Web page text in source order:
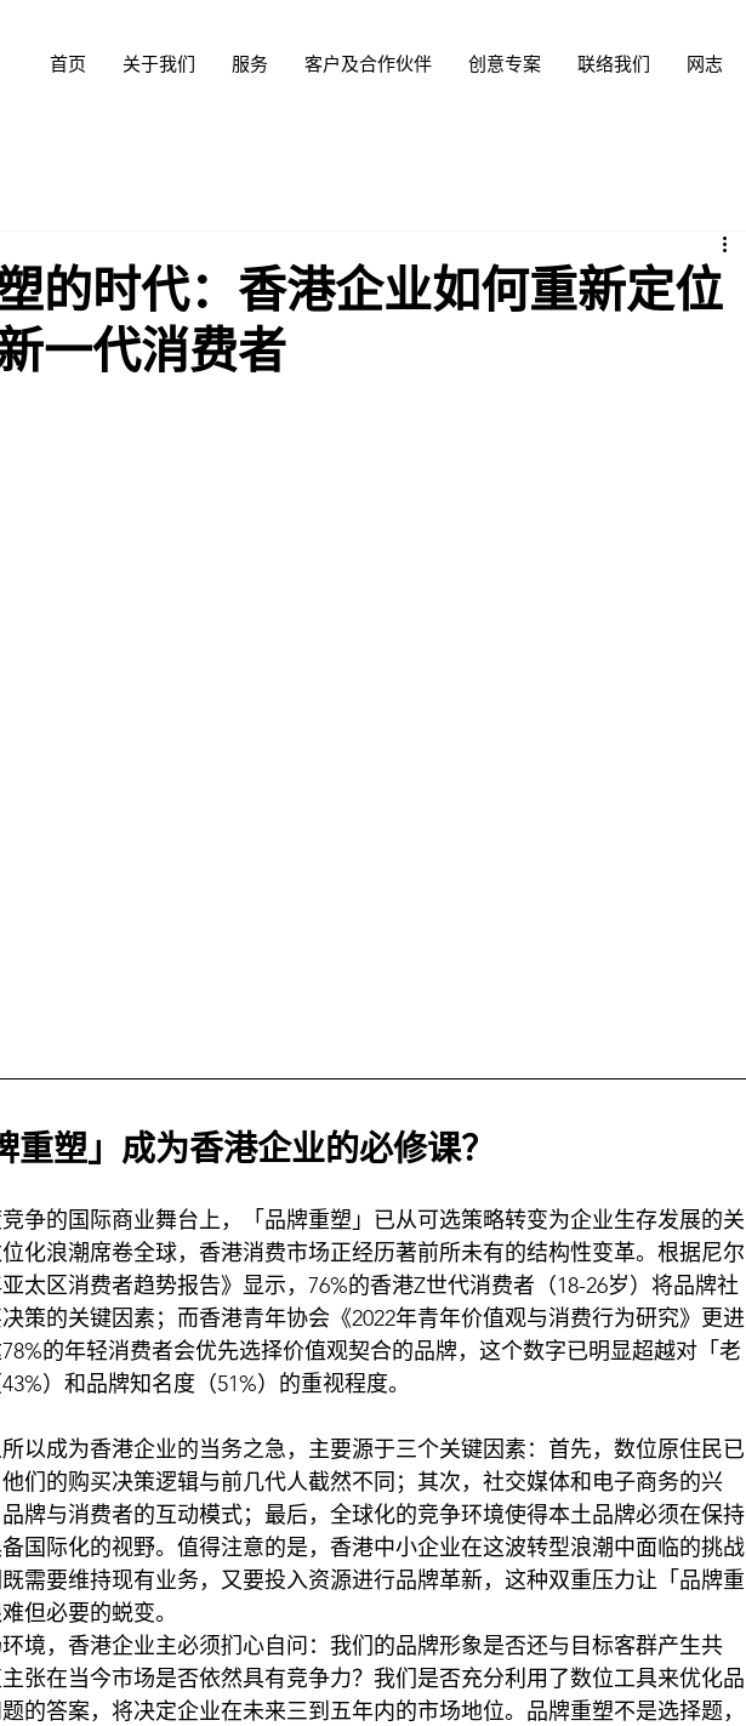
首页 关于我们 服务 客户及合作伙伴 创意专案 联络我们 网志
的时代：香港企业如何重新定位
一代消费者
重塑」成为香港企业的必修课？
争的国际商业舞台上，「品牌重塑」已从可选策略转变为企业生存发展的关
化浪潮席卷全球，香港消费市场正经历著前所未有的结构性变革。根据尼尔
太区消费者趋势报告》显示，76%的香港Z世代消费者（18-26岁）将品牌社
策的关键因素；而香港青年协会《2022年青年价值观与消费行为研究》更进
的年轻消费者会优先选择价值观契合的品牌，这个数字已明显超越对「老
）和品牌知名度（51%）的重视程度。
所以成为香港企业的当务之急，主要源于三个关键因素：首先，数位原住民已
们的购买决策逻辑与前几代人截然不同；其次，社交媒体和电子商务的兴
牌与消费者的互动模式；最后，全球化的竞争环境使得本土品牌必须在保持
国际化的视野。值得注意的是，香港中小企业在这波转型浪潮中面临的挑战
需要维持现有业务，又要投入资源进行品牌革新，这种双重压力让「品牌重
但必要的蜕变。
境，香港企业主必须扪心自问：我们的品牌形象是否还与目标客群产生共
张在当今市场是否依然具有竞争力？我们是否充分利用了数位工具来优化品
的答案，将决定企业在未来三到五年内的市场地位。品牌重塑不是选择题，